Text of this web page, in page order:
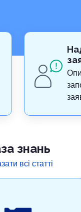
знань
всі статті